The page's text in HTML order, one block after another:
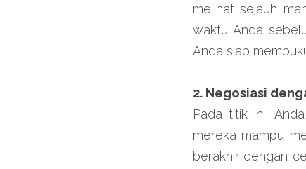
melihat sejauh
waktu Anda
Anda siap
2. Negosiasi
Pada titik ini,
mereka mampu
berakhir dengan